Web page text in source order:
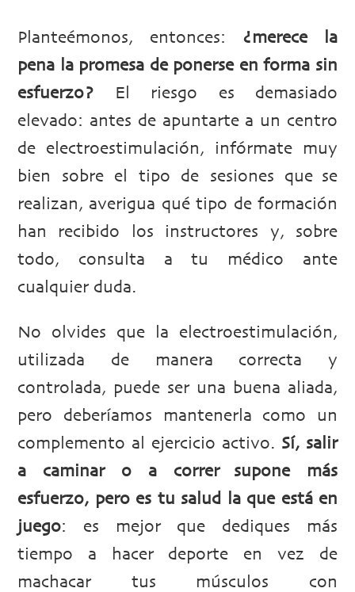
Planteémonos, entonces: ¿merece la
pena la promesa de ponerse en forma sin
esfuerzo? El riesgo es demasiado
elevado: antes de apuntarte a un centro
de electroestimulación, infórmate muy
bien sobre el tipo de sesiones que se
realizan, averigua qué tipo de formación
han recibido los instructores y, sobre
todo, consulta a tu médico ante
cualquier duda.
No olvides que la electroestimulación,
utilizada de manera correcta y
controlada, puede ser una buena aliada,
pero deberíamos mantenerla como un
complemento al ejercicio activo. Sí, salir
a caminar o a correr supone más
esfuerzo, pero es tu salud la que está en
juego: es mejor que dediques más
tiempo a hacer deporte en vez de
machacar tus músculos con